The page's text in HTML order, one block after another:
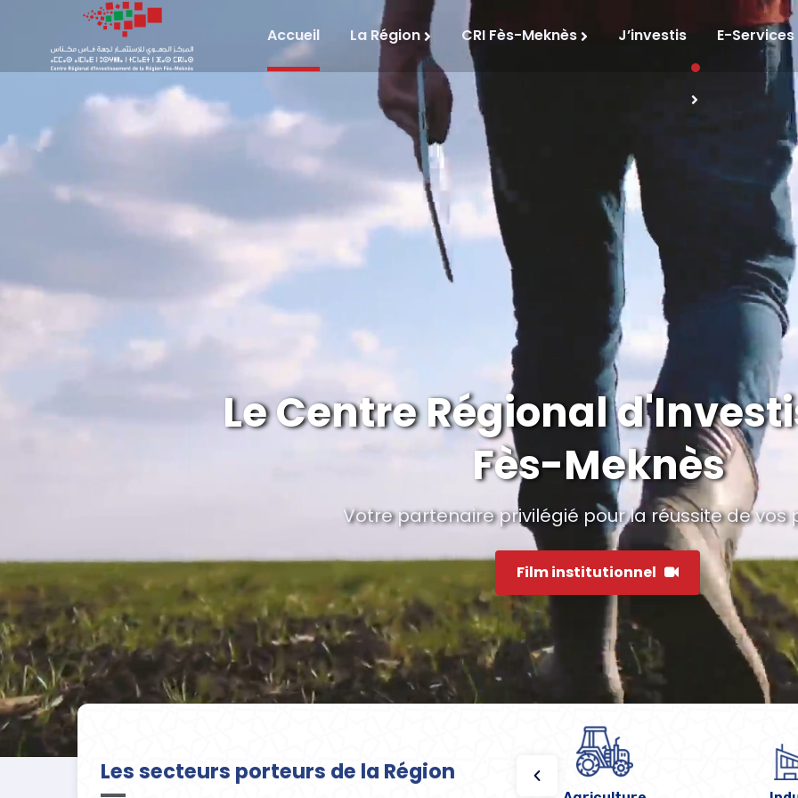
Accueil La Région CRI Fès-Meknès J’investis E-Services
Le Centre Régional
Fès-Meknès
Votre partenaire privilégié pour la réussite de vos
Film institutionnel
Les secteurs porteurs de la Région